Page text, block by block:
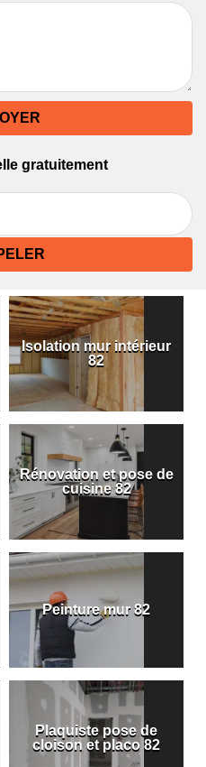
gratuitement
Isolation mur intérieur
82
Rénovation et pose de
cuisine 82
Peinture mur 82
Plaquiste pose de
cloison et placo 82